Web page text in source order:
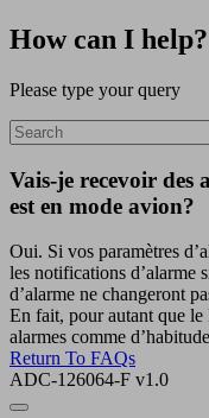
How can I help?
Please type your query
Vais-je recevoir des
est en mode avion?
Oui. Si vos paramètres
les notifications d’alarme
d’alarme ne changeront
En fait, pour autant que
alarmes comme
Return To FAQs
ADC-126064-F v1.0